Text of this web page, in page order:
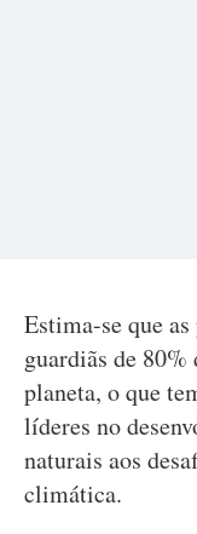
Estima-se que
guardiãs de
planeta, o que
líderes no
naturais aos
climática.